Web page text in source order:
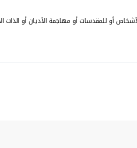
أو للمقدسات أو مهاجمة الأديان أو الذات